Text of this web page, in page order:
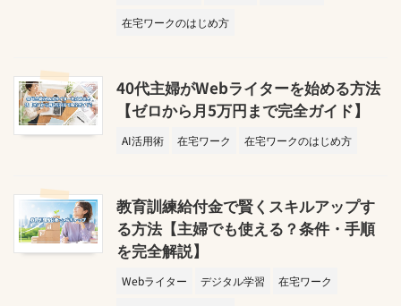
在宅ワークのはじめ方
40代主婦がWebライターを始める方法
【ゼロから月5万円まで完全ガイド】
AI活用術 在宅ワーク 在宅ワークのはじめ方
教育訓練給付金で賢くスキルアップす
る方法【主婦でも使える？条件・手順
を完全解説】
Webライター デジタル学習
在宅ワーク